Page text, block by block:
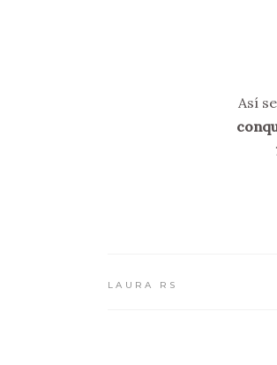
Así
LAURA RS